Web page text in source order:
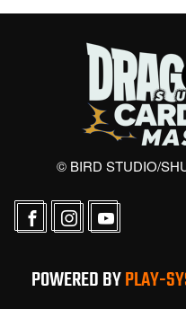
© BIRD STUDIO/
POWERED BYPLAY-